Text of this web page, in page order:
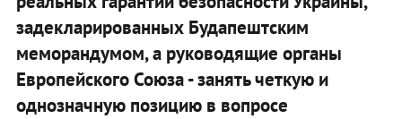
задекларированных Будапештским
меморандумом, а руководящие органы
Европейского Союза - занять четкую и
однозначную позицию в вопросе